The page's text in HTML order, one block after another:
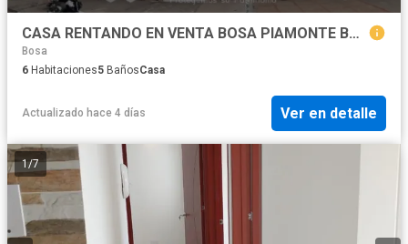
CASA RENTANDO EN VENTA BOSA PIAMONTE BOGOT
Bosa
6 Habitaciones5 BañosCasa
Actualizado hace 4 días Ver en detalle
1/7